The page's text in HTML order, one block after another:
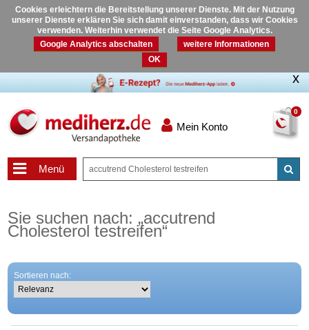
Cookies erleichtern die Bereitstellung unserer Dienste. Mit der Nutzung
unserer Dienste erklären Sie sich damit einverstanden, dass wir Cookies
verwenden. Weiterhin verwendet die Seite Google Analytics.
Google Analytics abschalten
weitere Informationen
OK
0
Mein Konto
Menü
Sie suchen nach: „accutrend
Cholesterol testreifen“
Sortieren nach: